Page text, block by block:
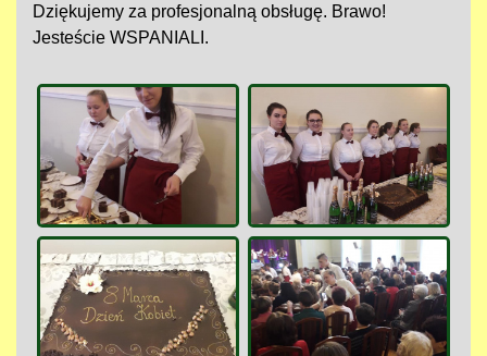
Dziękujemy za profesjonalną obsługę. Brawo!
Jesteście WSPANIALI.